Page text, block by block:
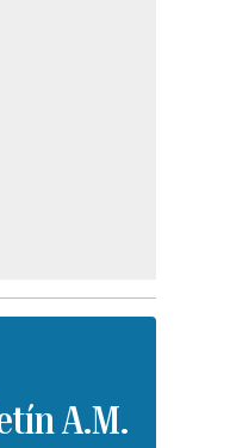
A.M.